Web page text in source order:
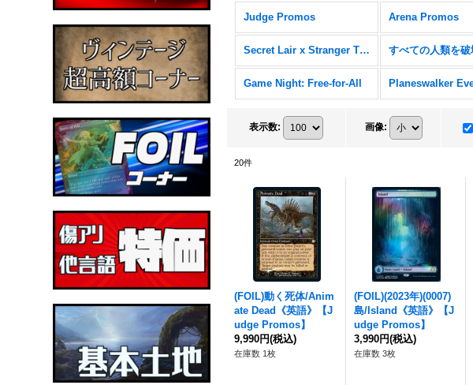
Judge Promos Arena Promos
Secret Lair x Stranger Things
Game Night: Free-for-All
表示数: 画像:
20件
(FOIL)動く死体/Anim
ate Dead《英語》【J
udge Promos】
9,990円(税込)
在庫数 1枚
(FOIL)(2023年)(0007)
島/Island《英語》【J
udge Promos】
3,990円(税込)
在庫数 3枚